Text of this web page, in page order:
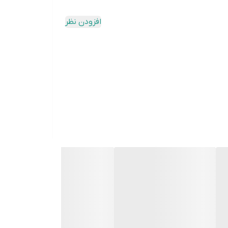
افزودن نظر